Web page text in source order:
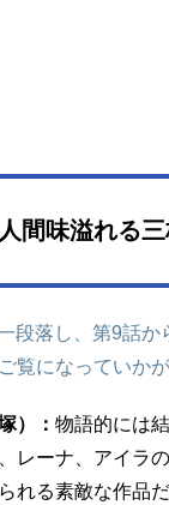
間味溢れる
段落し、第9話か
覧になっていか
）： 物語的には
レーナ、アイラ
れる素敵な作品